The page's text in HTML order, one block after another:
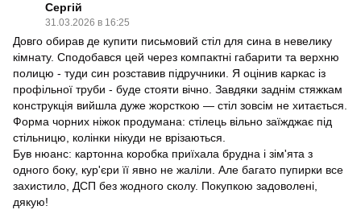
Сергій
31.03.2026 в 16:25
Довго обирав де купити письмовий стіл для сина в невелику
кімнату. Сподобався цей через компактні габарити та верхню
полицю - туди син розставив підручники. Я оцінив каркас із
профільної труби - буде стояти вічно. Завдяки заднім стяжкам
конструкція вийшла дуже жорсткою — стіл зовсім не хитається.
Форма чорних ніжок продумана: стілець вільно заїжджає під
стільницю, колінки нікуди не врізаються.
Був нюанс: картонна коробка приїхала брудна і зім'ята з
одного боку, кур'єри її явно не жаліли. Але багато пупирки все
захистило, ДСП без жодного сколу. Покупкою задоволені,
дякую!